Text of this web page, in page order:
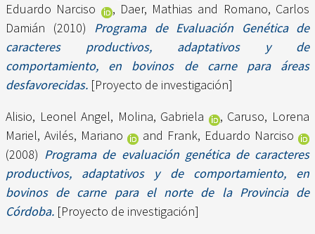
Eduardo Narciso
, Daer, Mathias and Romano, Carlos
Damián (2010) Programa de Evaluación Genética de
caracteres productivos, adaptativos y de
comportamiento, en bovinos de carne para áreas
desfavorecidas. [Proyecto de investigación]
Alisio, Leonel Angel, Molina, Gabriela , Caruso, Lorena
Mariel, Avilés, Mariano and Frank, Eduardo Narciso
(2008) Programa de evaluación genética de caracteres
productivos, adaptativos y de comportamiento, en
bovinos de carne para el norte de la Provincia de
Córdoba. [Proyecto de investigación]